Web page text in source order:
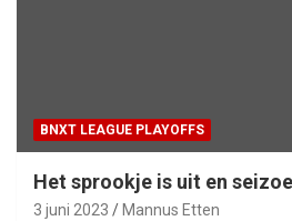
BNXT LEAGUE PLAYOFFS
Het sprookje is uit en
3 juni 2023 Mannus Etten